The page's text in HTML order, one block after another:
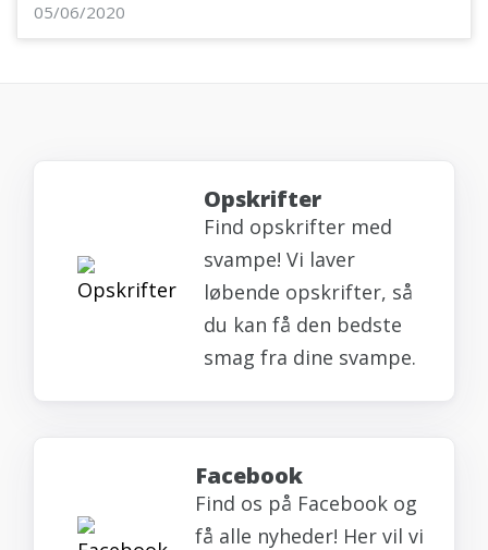
05/06/2020
Opskrifter
Find opskrifter med
svampe! Vi laver
løbende opskrifter, så
du kan få den bedste
smag fra dine svampe.
Facebook
Find os på Facebook og
få alle nyheder! Her vil vi